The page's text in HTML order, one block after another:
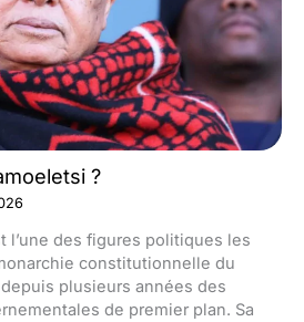
?
l’une des figures politiques les
constitutionnelle du
plusieurs années des
de premier plan. Sa